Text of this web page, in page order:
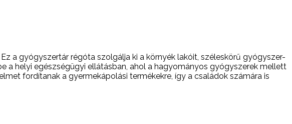
a gyógyszertár régóta szolgálja ki a környék lakóit, széleskörű gyógyszer-
a helyi egészségügyi ellátásban, ahol a hagyományos gyógyszerek mellett
fordítanak a gyermekápolási termékekre, így a családok számára is